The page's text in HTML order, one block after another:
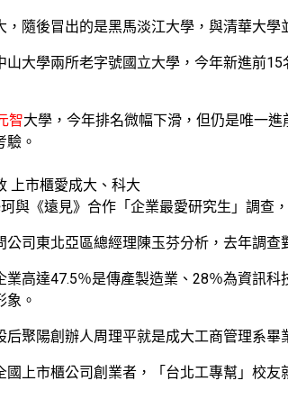
，隨後冒出的是黑馬淡江大學，與清華大
山大學兩所老字號國立大學，今年新進前
智大學，今年排名微幅下滑，但仍是唯一
驗。
上市櫃愛成大、科大
與《遠見》合作「企業最愛研究生」調查
公司東北亞區總經理陳玉芬分析，去年調
業高達47.5％是傳產製造業、28％為資訊
象。
后聚陽創辦人周理平就是成大工商管理系
國上市櫃公司創業者，「台北工專幫」校